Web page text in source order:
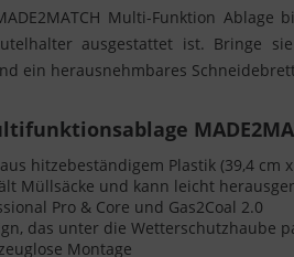
Multi-Funktion
ausgestattet ist. Bringe
ein herausnehmbares
hitzebeständigem Plastik (39,4 cm
Müllsäcke und kann leicht
Pro & Core und Gas2Coal 2.0
das unter die Wetterschutzhaube
Montage